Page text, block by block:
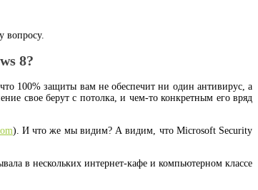
вопросу.
8?
100% защиты вам не обеспечит ни один антивирус, а
свое берут с потолка, и чем-то конкретным его вряд
). И что же мы видим? А видим, что Microsoft Security
в нескольких интернет-кафе и компьютерном классе